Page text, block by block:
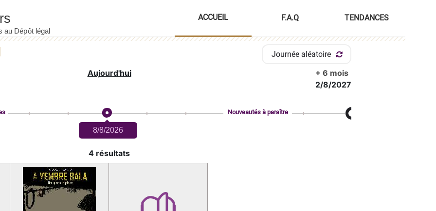
ACCUEIL F.A.Q TENDANCES
Journée aléatoire
Aujourd'hui
+ 6 mois
2/8/2027
8/8/2026
Nouveautés à paraître
4 résultats